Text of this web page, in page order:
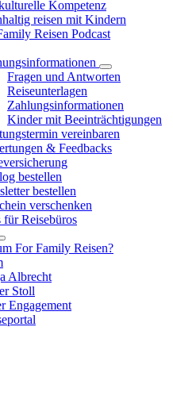
Kompetenz
reisen mit Kindern
Reisen Podcast
Fragen und Antworten
Reiseunterlagen
Zahlungsinformationen
Kinder mit Beeinträchtigungen
vereinbaren
& Feedbacks
bestellen
bestellen
verschenken
für Reisebüros
For Family Reisen?
Albrecht
Stoll
Engagement